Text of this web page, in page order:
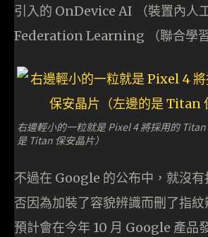
引入的 OnDevice AI （裝置內人
Federation Learning （聯合學習
右邊輕小的一粒就是 Pixel 4 將採用的
是 Titan 保安晶片）
不過在 Google 的公布中，就沒
否因為加裝了容貌辨識而刪了指
預計會在今年 10 月 Google 產品